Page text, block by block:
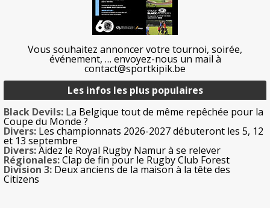
Vous souhaitez annoncer votre tournoi, soirée,
événement, … envoyez-nous un mail à
contact@sportkipik.be
Les infos les plus populaires
Black Devils: La Belgique tout de même repêchée pour la
Coupe du Monde ?
Divers: Les championnats 2026-2027 débuteront les 5, 12
et 13 septembre
Divers:Aidez le Royal Rugby Namur à se relever
Régionales:Clap de fin pour le Rugby Club Forest
Division 3: Deux anciens de la maison à la tête des
Citizens